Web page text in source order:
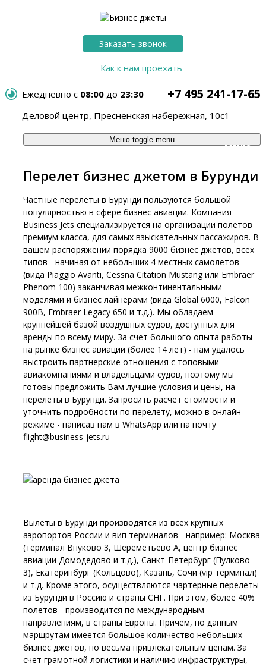
Ежедневно с 08:00 до 23:30 +7 495 241-17-65
Деловой центр, Пресненская набережная, 10с1
Заказать звонок
Как к нам проехать
Меню toggle menu
МЕНЮ
Перелет бизнес джетом в Бурунди
Частные перелеты в Бурунди пользуются большой
популярностью в сфере бизнес авиации. Компания
Business Jets специализируется на организации полетов
премиум класса, для самых взыскательных пассажиров. В
вашем распоряжении порядка 9000 бизнес джетов, всех
типов - начиная от небольших 4 местных самолетов
(вида Piaggio Avanti, Cessna Citation Mustang или Embraer
Phenom 100) заканчивая межконтинентальными
моделями и бизнес лайнерами (вида Global 6000, Falcon
900B, Embraer Legacy 650 и т.д.). Мы обладаем
крупнейшей базой воздушных судов, доступных для
аренды по всему миру. За счет большого опыта работы
на рынке бизнес авиации (более 14 лет) - нам удалось
выстроить партнерские отношения с топовыми
авиакомпаниями и владельцами судов, поэтому мы
готовы предложить Вам лучшие условия и цены, на
перелеты в Бурунди. Запросить расчет стоимости и
уточнить подробности по перелету, можно в онлайн
режиме - написав нам в WhatsApp или на почту
flight@business-jets.ru
Вылеты в Бурунди производятся из всех крупных
аэропортов России и вип терминалов - например: Москва
(терминал Внуково 3, Шереметьево А, центр бизнес
авиации Домодедово и т.д.), Санкт-Петербург (Пулково
3), Екатеринбург (Кольцово), Казань, Сочи (vip терминал)
и т.д. Кроме этого, осуществляются чартерные перелеты
из Бурунди в Россию и страны СНГ. При этом, более 40%
полетов - производится по международным
направлениям, в страны Европы. Причем, по данным
маршрутам имеется большое количество небольших
бизнес джетов, по весьма привлекательным ценам. За
счет грамотной логистики и наличию инфраструктуры,